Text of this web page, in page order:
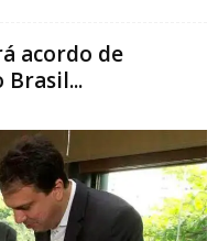
acordo de
Brasil...